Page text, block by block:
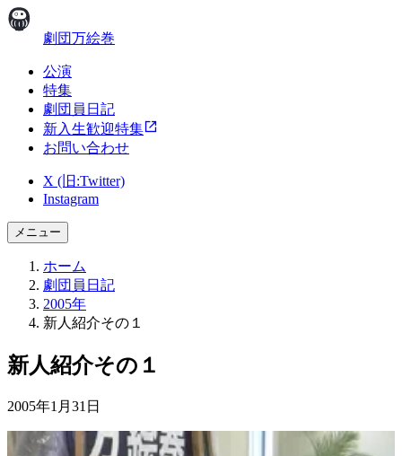
劇団万絵巻
公演
特集
劇団員日記
新入生歓迎特集
お問い合わせ
X (旧:Twitter)
Instagram
メニュー
ホーム
劇団員日記
2005年
新人紹介その１
新人紹介その１
2005年1月31日